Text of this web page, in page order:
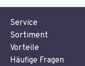
Service
Sortiment
Vorteile
Häufige Fragen